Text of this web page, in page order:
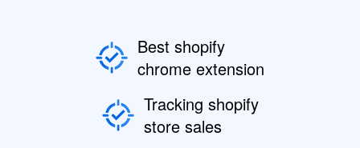
Best shopify
chrome extension
Tracking shopify
store sales